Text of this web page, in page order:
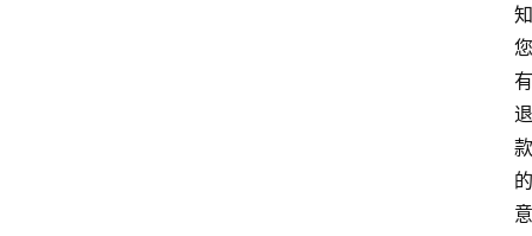
知
您
有
退
款
的
意